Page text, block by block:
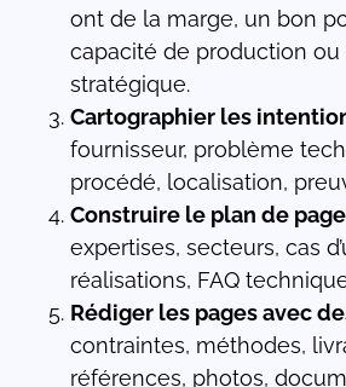
ont de la marge, un bon
capacité de production
stratégique.
Cartographier les
fournisseur, problème
procédé, localisation,
Construire le plan de
expertises, secteurs, cas
réalisations, FAQ
Rédiger les pages avec
contraintes, méthodes,
références, photos,